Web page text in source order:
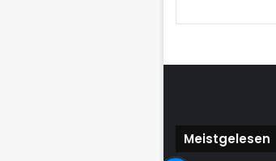
Meistgelesen